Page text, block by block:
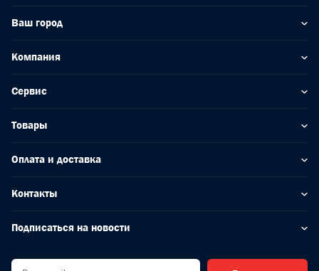
Ваш город
Компания
Сервис
Товары
Оплата и доставка
Контакты
Подписаться на новости